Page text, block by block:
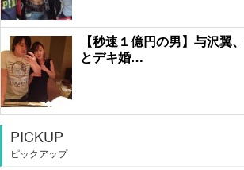
【秒速１億円の男】与沢翼
とデキ婚…
PICKUP
ピックアップ